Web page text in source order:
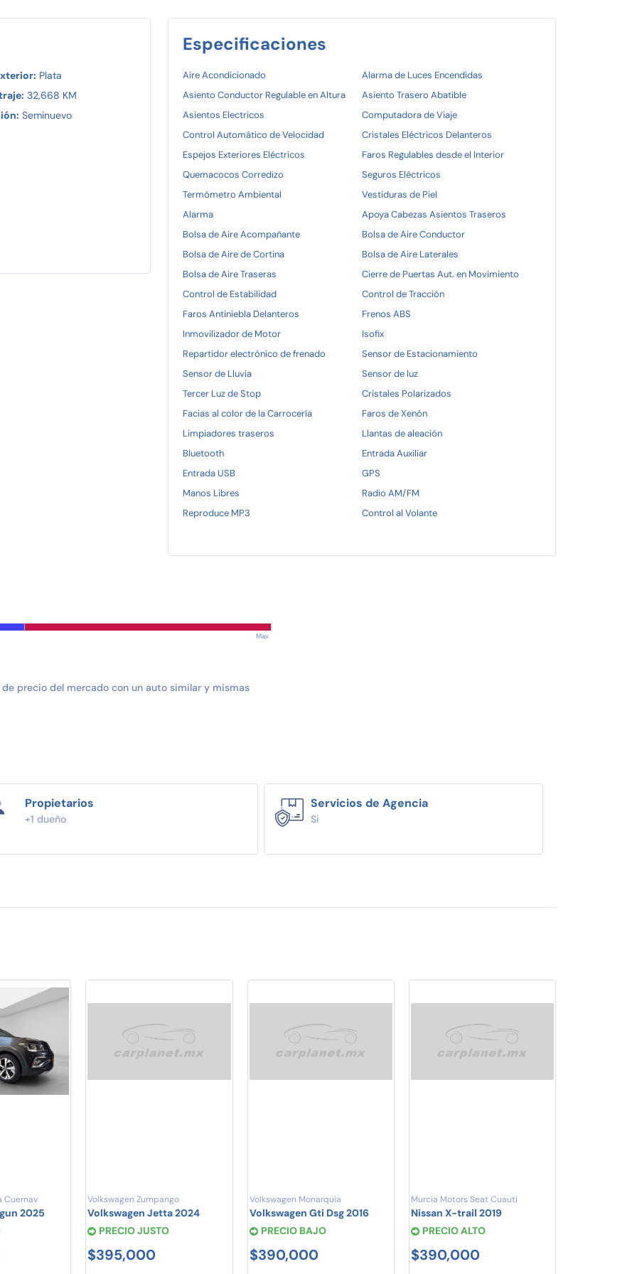
Plata
32,668 KM
Seminuevo
Especificaciones
Aire Acondicionado
Alarma de Luces Encendidas
Asiento Conductor Regulable en Altura
Asiento Trasero Abatible
Asientos Electricos
Computadora de Viaje
Control Automático de Velocidad
Cristales Eléctricos Delanteros
Espejos Exteriores Eléctricos
Faros Regulables desde el Interior
Quemacocos Corredizo
Seguros Eléctricos
Termómetro Ambiental
Vestiduras de Piel
Alarma
Apoya Cabezas Asientos Traseros
Bolsa de Aire Acompañante
Bolsa de Aire Conductor
Bolsa de Aire de Cortina
Bolsa de Aire Laterales
Bolsa de Aire Traseras
Cierre de Puertas Aut. en Movimiento
Control de Estabilidad
Control de Tracción
Faros Antiniebla Delanteros
Frenos ABS
Inmovilizador de Motor
Isofix
Repartidor electrónico de frenado
Sensor de Estacionamiento
Sensor de Lluvia
Sensor de luz
Tercer Luz de Stop
Cristales Polarizados
Facias al color de la Carrocería
Faros de Xenón
Limpiadores traseros
Llantas de aleación
Bluetooth
Entrada Auxiliar
Entrada USB
GPS
Manos Libres
Radio AM/FM
Reproduce MP3
Control al Volante
Max
precio del mercado con un auto similar y mismas
Propietarios
+1 dueño
Servicios de Agencia
Si
Cuernav
2025
Volkswagen Zumpango
Volkswagen Jetta 2024
PRECIO JUSTO
$395,000
Volkswagen Monarquía
Volkswagen Gti Dsg 2016
PRECIO BAJO
$390,000
Murcia Motors Seat Cuauti
Nissan X-trail 2019
PRECIO ALTO
$390,000